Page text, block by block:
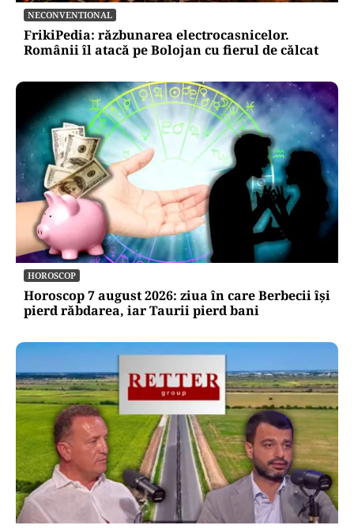
NECONVENTIONAL
FrikiPedia: răzbunarea electrocasnicelor.
Românii îl atacă pe Bolojan cu fierul de călcat
HOROSCOP
Horoscop 7 august 2026: ziua în care Berbecii își
pierd răbdarea, iar Taurii pierd bani